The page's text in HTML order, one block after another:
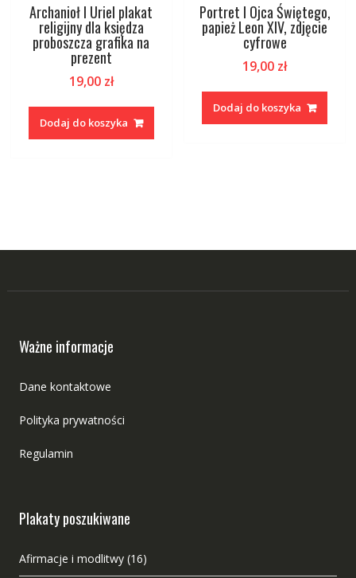
Archanioł I Uriel plakat
religijny dla księdza
proboszcza grafika na
prezent
19,00 zł
Dodaj do koszyka
Portret I Ojca Świętego,
papież Leon XIV, zdjęcie
cyfrowe
19,00 zł
Dodaj do koszyka
Ważne informacje
Dane kontaktowe
Polityka prywatności
Regulamin
Plakaty poszukiwane
Afirmacje i modlitwy (16)